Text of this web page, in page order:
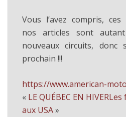
Vous l’avez compris,
nos articles sont
nouveaux circuits,
prochain !!!
https://www.american-
« LE QUÉBEC EN HIVERLes
aux USA»